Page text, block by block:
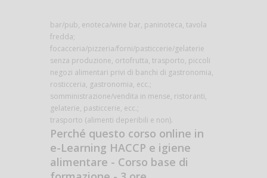
bar/pub, enoteca/wine bar, paninoteca, tavola
fredda;
focacceria/pizzeria/forni/pasticcerie/gelaterie
senza produzione, ortofrutta, trasporto, piccoli
negozi alimentari privi di banchi di gastronomia,
rosticceria, gastronomia, ecc.;
somministrazione/vendita in mense, ristoranti,
gelaterie, pasticcerie, ecc.;
trasporto (alimenti deperibili e non).
Perché questo corso online in
e-Learning HACCP e igiene
alimentare - Corso base di